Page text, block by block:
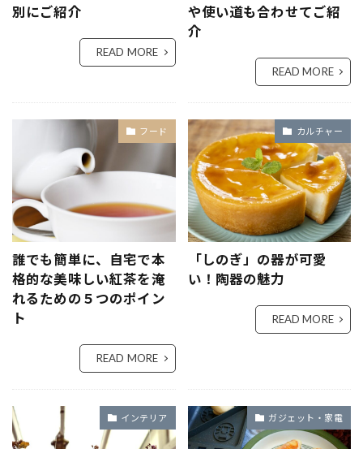
別にご紹介
READ MORE
や使い道も合わせてご紹
介
READ MORE
フード
誰でも簡単に、自宅で本
格的な美味しい紅茶を淹
れるための５つのポイン
ト
READ MORE
カルチャー
「しのぎ」の器が可愛
い！陶器の魅力
READ MORE
インテリア ガジェット・家電